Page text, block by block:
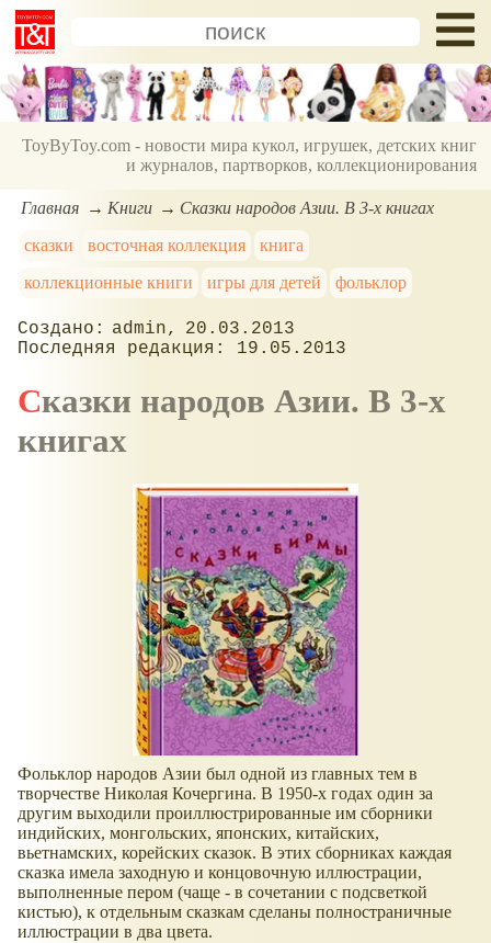
ToyByToy.com - новости мира кукол, игрушек, детских книг
и журналов, партворков, коллекционирования
Главная Книги
Сказки народов Азии. В 3-х книгах
сказки
восточная коллекция
книга
коллекционные книги
игры для детей фольклор
admin
20.03.2013
19.05.2013
Сказки народов Азии. В 3-х
книгах
Фольклор народов Азии был одной из главных тем в
творчестве Николая Кочергина. В 1950-х годах один за
другим выходили проиллюстрированные им сборники
индийских, монгольских, японских, китайских,
вьетнамских, корейских сказок. В этих сборниках каждая
сказка имела заходную и концовочную иллюстрации,
выполненные пером (чаще - в сочетании с подсветкой
кистью), к отдельным сказкам сделаны полностраничные
иллюстрации в два цвета.